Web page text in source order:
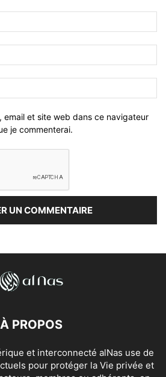
email et site web dans ce navigateur
je commenterai.
À PROPOS
et interconnecté alNas use de
pour protéger la Vie privée et